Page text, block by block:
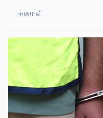
- काठमाडाैं